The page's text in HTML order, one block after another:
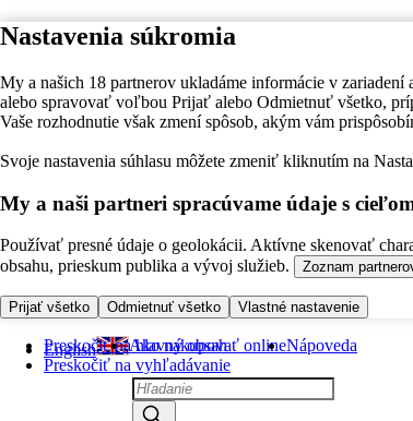
Nastavenia súkromia
My a našich 18 partnerov ukladáme informácie v
alebo spravovať voľbou Prijať alebo Odmietnuť všetko,
Vaše rozhodnutie však zmení spôsob, akým vám
Svoje nastavenia súhlasu môžete zmeniť kliknutím na
My a naši partneri spracúvame údaje s
Používať presné údaje o geolokácii. Aktívne skenovať
obsahu, prieskum publika a vývoj služieb.
Zoznam
Prijať všetko Odmietnuť všetko Vlastné nastavenie
Preskočiť na hlavný obsah
Preskočiť na vyhľadávanie
English Ako nakupovať onlineNápoveda